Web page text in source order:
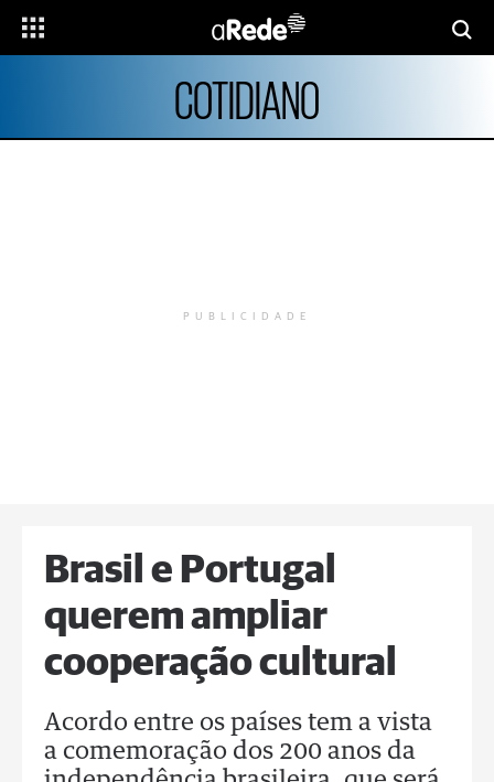
COTIDIANO
PUBLICIDADE
Brasil e Portugal
querem ampliar
cooperação cultural
Acordo entre os países tem a vista
a comemoração dos 200 anos da